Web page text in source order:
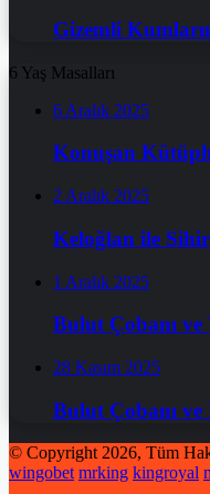
Gizemli
6 Yaş Masalları
6 Aralık 2025
Konuşan
2 Aralık 2025
Keloğlan ile
1 Aralık 2025
Bulut Çobanı ve
28 Kasım 2025
Bulut Çobanı ve
© Copyright 2026, Tüm
wingobet mrking kingroyal